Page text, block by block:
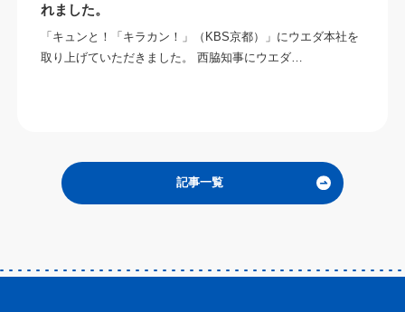
れました。
「キュンと！「キラカン！」（KBS京都）」にウエダ本社を
取り上げていただきました。 西脇知事にウエダ…
記事一覧